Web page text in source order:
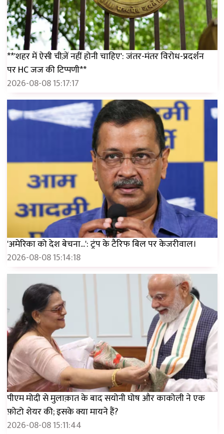
**'शहर में ऐसी चीज़ें नहीं होनी चाहिए': जंतर-मंतर विरोध-प्रदर्शन
पर HC जज की टिप्पणी**
2026-08-08 15:17:17
'अमेरिका को देश बेचना...': ट्रंप के टैरिफ बिल पर केजरीवाल।
2026-08-08 15:14:18
पीएम मोदी से मुलाक़ात के बाद सयोनी घोष और काकोली ने एक
फ़ोटो शेयर की; इसके क्या मायने हैं?
2026-08-08 15:11:44